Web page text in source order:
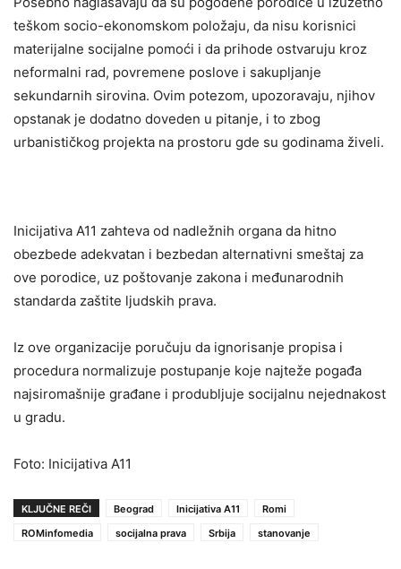
teškom socio-ekonomskom položaju, da nisu korisnici
materijalne socijalne pomoći i da prihode ostvaruju kroz
neformalni rad, povremene poslove i sakupljanje
sekundarnih sirovina. Ovim potezom, upozoravaju, njihov
opstanak je dodatno doveden u pitanje, i to zbog
urbanističkog projekta na prostoru gde su godinama živeli.
Inicijativa A11 zahteva od nadležnih organa da hitno
obezbede adekvatan i bezbedan alternativni smeštaj za
ove porodice, uz poštovanje zakona i međunarodnih
standarda zaštite ljudskih prava.
Iz ove organizacije poručuju da ignorisanje propisa i
procedura normalizuje postupanje koje najteže pogađa
najsiromašnije građane i produbljuje socijalnu nejednakost
u gradu.
Foto: Inicijativa A11
KLJUČNE REČI Beograd Inicijativa A11
Romi
ROMinfomedia
socijalna prava Srbija stanovanje